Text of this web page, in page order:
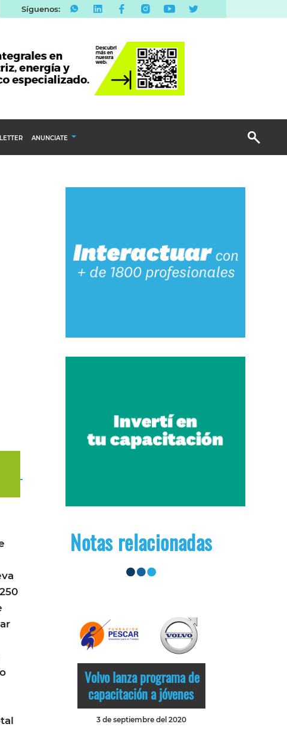
Síguenos:
ANUNCIATE
Email Marketing
Notas relacionadas
Volvo lanza programa de
capacitación a jóvenes
3 de septiembre del 2020